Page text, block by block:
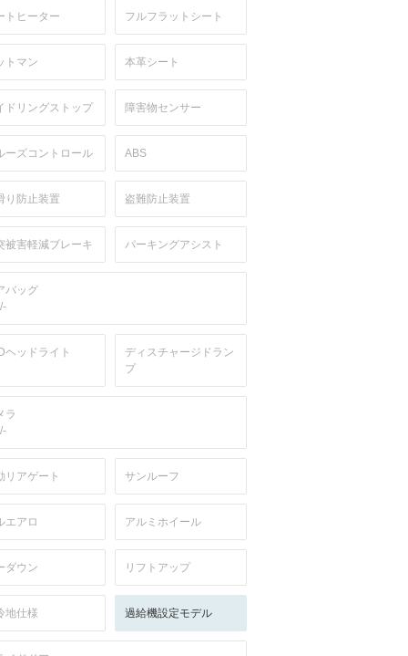
トヒーター フルフラットシート
トマン 本革シート
ドリングストップ 障害物センサー
ーズコントロール ABS
り防止装置 盗難防止装置
被害軽減ブレーキ パーキングアシスト
バッグ
ヘッドライト
ディスチャージドラン
プ
ラ
リアゲート サンルーフ
エアロ アルミホイール
ダウン リフトアップ
地仕様 過給機設定モデル